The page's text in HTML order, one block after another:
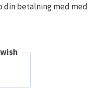
betalning med med